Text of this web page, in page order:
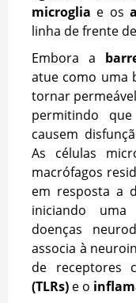
microglia e os
linha de frente
Embora a
atue como uma
tornar
permitindo
causem
As células
macrófagos
em resposta a
iniciando
doenças
associa à
de receptores
(TLRs) e o